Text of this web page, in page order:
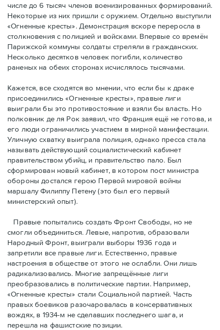
числе до 6 тысяч членов военизированных формирований.
Некоторые из них пришли с оружием. Отдельно выступили
«Огненные кресты». Демонстрация вскоре переросла в
столкновения с полицией и войсками. Впервые со времён
Парижской коммуны солдаты стреляли в гражданских.
Несколько десятков человек погибли, количество
раненых на обеих сторонах исчислялось тысячами.
Кажется, все сходятся во мнении, что если бы к драке
присоединились «Огненные кресты», правые лиги
выиграли бы это противостояние и взяли бы власть. Но
полковник де ля Рок заявил, что Франция ещё не готова, и
его люди ограничились участием в мирной манифестации.
Уличную схватку выиграла полиция, однако пресса стала
называть действующий социалистический кабинет
правительством убийц, и правительство пало. Был
сформирован новый кабинет, в котором пост министра
обороны достался герою Первой мировой войны
маршалу Филиппу Петену (это был его первый
министерский опыт).
Правые пoпытались создать Фронт Свободы, но не
смогли объединиться. Левые, напротив, образовали
Народный Фронт, выиграли выборы 1936 года и
запретили все правые лиги. Естественно, правые
настроения в обществе от этого не ослабли. Они лишь
радикализовались. Многие запрещённые лиги
преобразовались в политические партии. Например,
«Огненные кресты» стали Социальной партией. Часть
правых боевиков разочаровалась в консервативных
вождях, в 1934-м не сделавших последнего шага, и
перешла на фашистские позиции.